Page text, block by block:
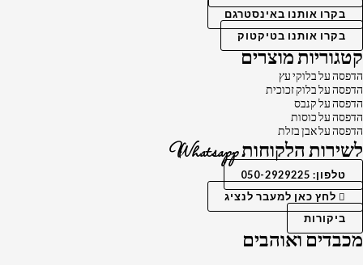
בקרו אותנו באינסטרגם
בקרו אותנו בטיקטוק
קטגוריות מוצרים
הדפסה על בלוקי עץ
הדפסה על בלוק זכוכית
הדפסה על קנבס
הדפסה על כוסות
הדפסה על אבן בזלת
לשירות הלקוחות Whatsapp
טלפון: 050-2929225
לחץ כאן למעבר לנציג
ביקורות
מכבדים ואוהבים